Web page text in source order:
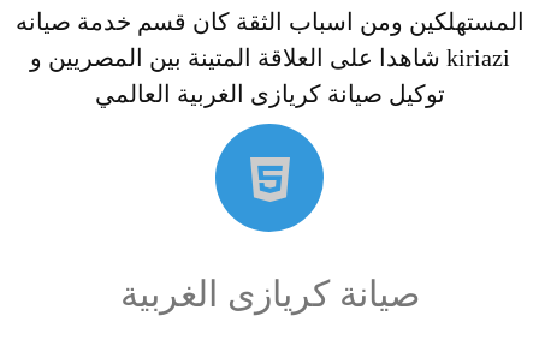
المستهلكين ومن اسباب الثقة كان قسم خدمة صيانه
kiriazi شاهدا على العلاقة المتينة بين المصريين و
توكيل صيانة كريازى الغربية العالمي
صيانة كريازى الغربية